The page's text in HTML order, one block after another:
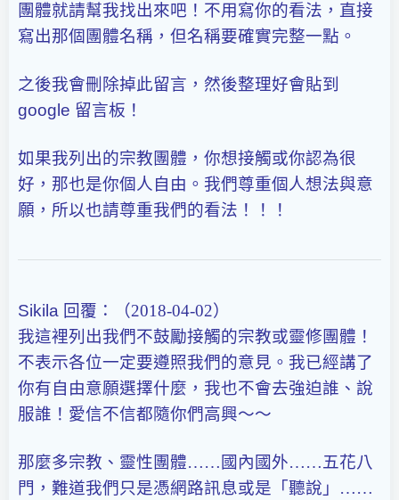
團體就請幫我找出來吧！不用寫你的看法，直接
寫出那個團體名稱，但名稱要確實完整一點。
之後我會刪除掉此留言，然後整理好會貼到
google 留言板！
如果我列出的宗教團體，你想接觸或你認為很
好，那也是你個人自由。我們尊重個人想法與意
願，所以也請尊重我們的看法！！！
Sikila 回覆：（2018-04-02）
我這裡列出我們不鼓勵接觸的宗教或靈修團體！
不表示各位一定要遵照我們的意見。我已經講了
你有自由意願選擇什麼，我也不會去強迫誰、說
服誰！愛信不信都隨你們高興～～
那麼多宗教、靈性團體……國內國外……五花八
門，難道我們只是憑網路訊息或是「聽說」……